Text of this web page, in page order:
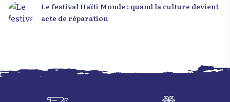
Le festival Haïti Monde : quand la culture devient
acte de réparation